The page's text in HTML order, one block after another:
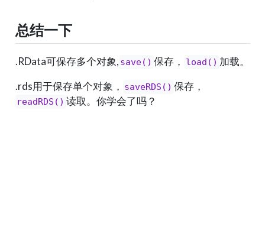
总结一下
.RData可保存多个对象, save() 保存， load() 加载。
.rds用于保存单个对象， saveRDS() 保存，
readRDS() 读取。你学会了吗？